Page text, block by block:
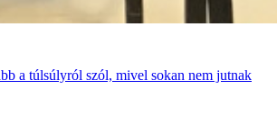
a túlsúlyról szól, mivel sokan nem jutnak